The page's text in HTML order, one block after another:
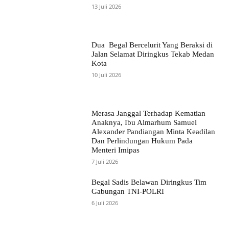
13 Juli 2026
Dua Begal Bercelurit Yang Beraksi di
Jalan Selamat Diringkus Tekab Medan
Kota
10 Juli 2026
Merasa Janggal Terhadap Kematian
Anaknya, Ibu Almarhum Samuel
Alexander Pandiangan Minta Keadilan
Dan Perlindungan Hukum Pada
Menteri Imipas
7 Juli 2026
Begal Sadis Belawan Diringkus Tim
Gabungan TNI-POLRI
6 Juli 2026